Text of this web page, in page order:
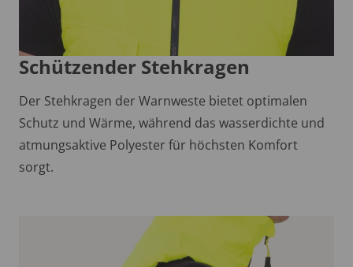
Schützender Stehkragen
Der Stehkragen der Warnweste bietet optimalen
Schutz und Wärme, während das wasserdichte und
atmungsaktive Polyester für höchsten Komfort
sorgt.